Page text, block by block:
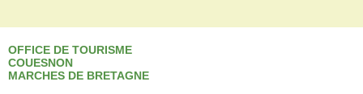
OFFICE DE TOURISME
COUESNON
MARCHES DE BRETAGNE